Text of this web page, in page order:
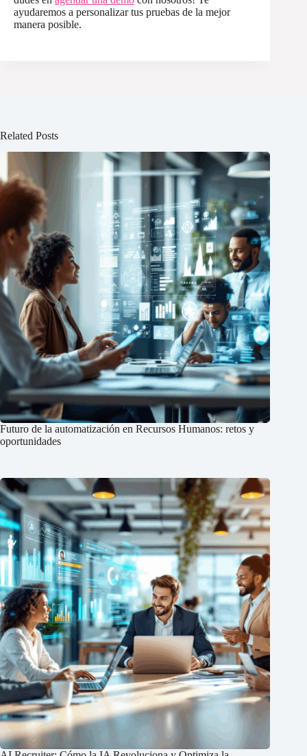
ayudaremos a personalizar tus pruebas de la mejor
manera posible.
Related Posts
Futuro de la automatización en Recursos Humanos: retos y
oportunidades